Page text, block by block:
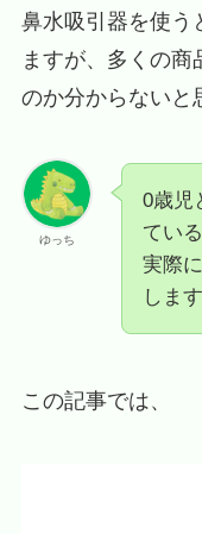
鼻水吸引器を使う
ますが、多くの
のか分からないと
ゆっち
0歳児
てい
実際
します
この記事では、